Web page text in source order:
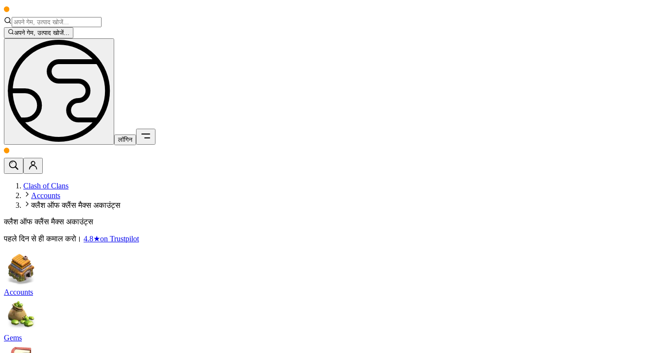
अपने गेम, उत्पाद खोजें...
लॉगिन
Clash of Clans
Accounts
क्लैश ऑफ क्लैंस मैक्स अकाउंट्स
क्लैश ऑफ क्लैंस मैक्स अकाउंट्स
पहले दिन से ही कमाल करो। 4.8★on Trustpilot
Accounts
Gems